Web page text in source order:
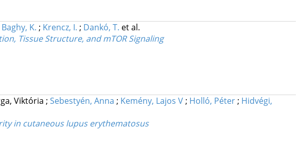
Baghy, K. ; Krencz, I. ; Dankó, T. et al.
Tissue Structure, and mTOR Signaling
Viktória ; Sebestyén, Anna ; Kemény, Lajos V; Holló, Péter; Hidvégi,
in cutaneous lupus erythematosus